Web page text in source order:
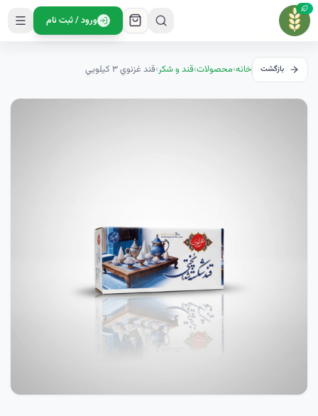
ورود / ثبت نام
بازگشت خانه›محصولات›قند و شکر›قند غزنوي ۳ کيلويي